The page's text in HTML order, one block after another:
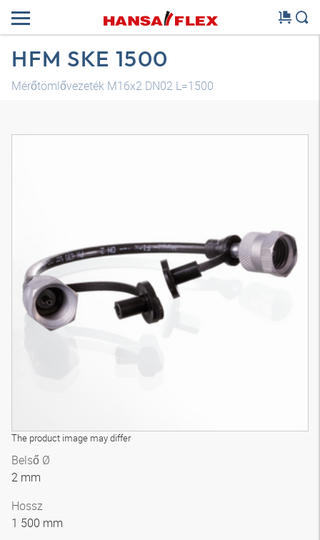
HFM SKE 1500
Mérőtömlővezeték M16x2 DN02 L=1500
The product image may differ
Belső Ø
2 mm
Hossz
1 500 mm